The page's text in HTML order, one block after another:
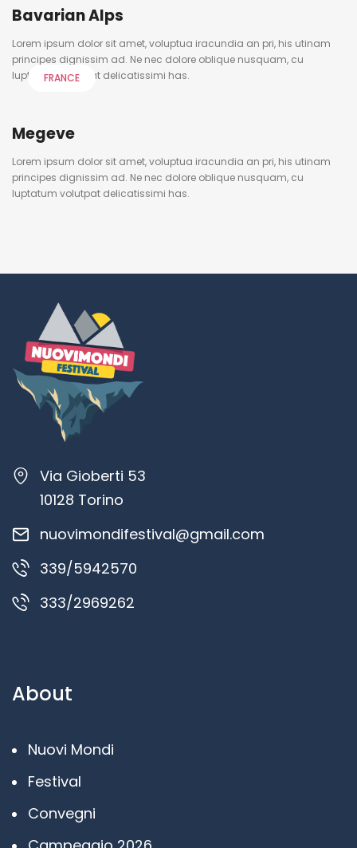
Bavarian Alps
Lorem ipsum dolor sit amet, voluptua iracundia an pri, his utinam
principes dignissim ad. Ne nec dolore oblique nusquam, cu
luptatum volutpat delicatissimi has.
FRANCE
Megeve
Lorem ipsum dolor sit amet, voluptua iracundia an pri, his utinam
principes dignissim ad. Ne nec dolore oblique nusquam, cu
luptatum volutpat delicatissimi has.
Via Gioberti 53
10128 Torino
nuovimondifestival@gmail.com
339/5942570
333/2969262
About
Nuovi Mondi
Festival
Convegni